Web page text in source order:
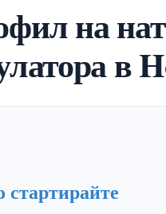
на
в
стартирайте